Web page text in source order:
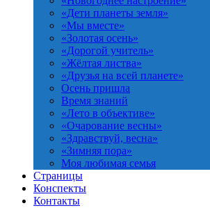
«Дети планеты земля»
«Мы вместе»
«Золотая осень»
«Дорогой учитель»
«Жёлтая листва»
«Друзья на всей планете»
Осень пришла
Время знаний
«Лето в объективе»
«Очарование весны»
«Здравствуй, весна»
«Зимняя пора»
Моя любимая семья
Страницы
Конспекты
Контакты